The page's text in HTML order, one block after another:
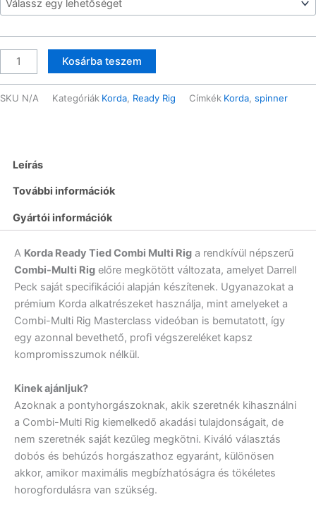
Combi
Rig
Wide
Gape
4-
szakáll
szakállmentes
változatban
mennyiség
Kosárba teszem
SKU N/A Kategóriák Korda Ready Rig Címkék Korda spinner
Leírás
További információk
Gyártói információk
A Korda Ready Tied Combi Multi Rig a rendkívül népszerű
Combi-Multi Rig előre megkötött változata, amelyet Darrell
Peck saját specifikációi alapján készítenek. Ugyanazokat a
prémium Korda alkatrészeket használja, mint amelyeket a
Combi-Multi Rig Masterclass videóban is bemutatott, így
egy azonnal bevethető, profi végszereléket kapsz
kompromisszumok nélkül.
Kinek ajánljuk?
Azoknak a pontyhorgászoknak, akik szeretnék kihasználni
a Combi-Multi Rig kiemelkedő akadási tulajdonságait, de
nem szeretnék saját kezűleg megkötni. Kiváló választás
dobós és behúzós horgászathoz egyaránt, különösen
akkor, amikor maximális megbízhatóságra és tökéletes
horogfordulásra van szükség.